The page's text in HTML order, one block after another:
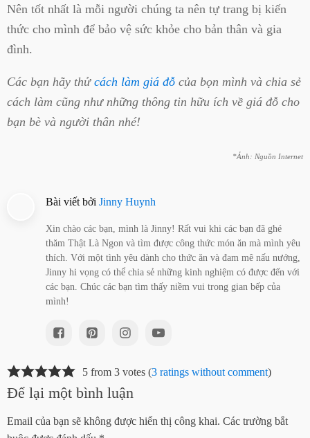
Nên tốt nhất là mỗi người chúng ta nên tự trang bị kiến
thức cho mình để bảo vệ sức khỏe cho bản thân và gia
đình.
Các bạn hãy thử cách làm giá đỗ của bọn mình và chia sẻ
cách làm cũng như những thông tin hữu ích về giá đỗ cho
bạn bè và người thân nhé!
*Ảnh: Nguồn Internet
Bài viết bởi Jinny Huynh
Xin chào các bạn, mình là Jinny! Rất vui khi các bạn đã ghé
thăm Thật Là Ngon và tìm được công thức món ăn mà mình yêu
thích. Với một tình yêu dành cho thức ăn và đam mê nấu nướng,
Jinny hi vọng có thể chia sẻ những kinh nghiệm có được đến với
các bạn. Chúc các bạn tìm thấy niềm vui trong gian bếp của
mình!
5 from 3 votes (3 ratings without comment)
Để lại một bình luận
Email của bạn sẽ không được hiển thị công khai. Các trường bắt